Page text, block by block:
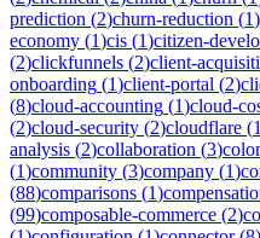
prediction (2)churn-reduction (1)
economy (1)cis (1)citizen-
(2)clickfunnels (2)client-
onboarding (1)client-portal (2)
(8)cloud-accounting (1)cloud-
(2)cloud-security (2)cloudflare (1
analysis (2)collaboration (3)
(1)community (3)company (1)
(88)comparisons (1)
(99)composable-commerce (2)